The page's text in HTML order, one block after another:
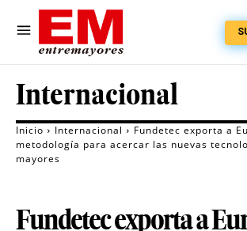
Internacional
Inicio Internacional
Fundetec exporta a
metodología para acercar las nuevas
mayores
Fundetec exporta a